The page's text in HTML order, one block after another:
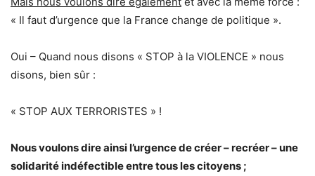
« Il faut d’urgence que la France change de politique ».
Oui – Quand nous disons « STOP à la VIOLENCE » nous
disons, bien sûr :
« STOP AUX TERRORISTES » !
Nous voulons dire ainsi l’urgence de créer – recréer – une
solidarité indéfectible entre tous les citoyens ;